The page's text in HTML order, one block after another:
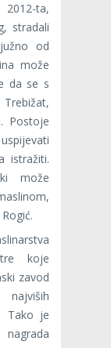
2012-ta,
stradali
od
može
da se s
Postoje
istražiti.
može
koje
zavod
Tako je